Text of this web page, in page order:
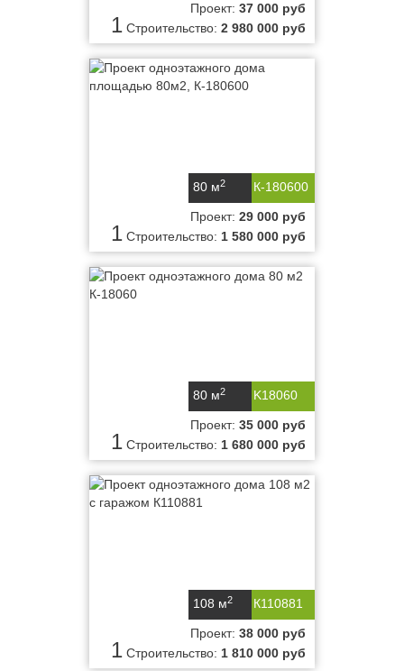
1
Проект: 37 000 руб
Строительство: 2 980 000 руб
К-180600
80 м2
1
Проект: 29 000 руб
Строительство: 1 580 000 руб
K18060
80 м2
1
Проект: 35 000 руб
Строительство: 1 680 000 руб
К110881
108 м2
1
Проект: 38 000 руб
Строительство: 1 810 000 руб